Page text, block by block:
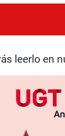
leerlo en